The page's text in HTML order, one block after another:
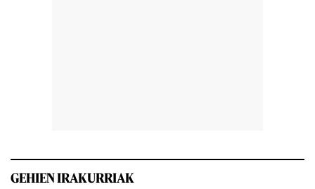
GEHIEN IRAKURRIAK